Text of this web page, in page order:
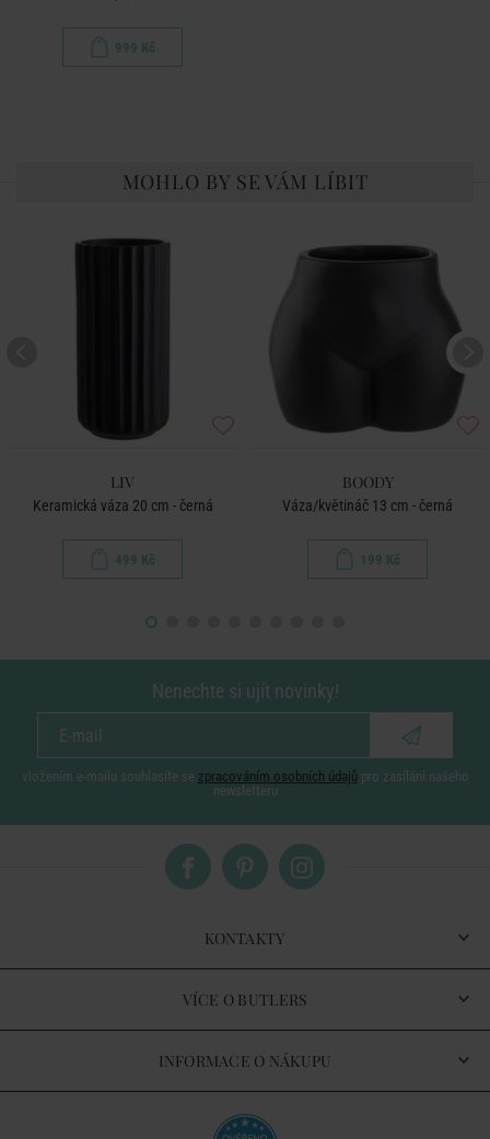
999 Kč
MOHLO BY SE VÁM LÍBIT
LIV
Keramická váza 20 cm - černá
499 Kč
BOODY
Váza/květináč 13 cm - černá
199 Kč
Nenechte si ujít novinky!
vložením e-mailu souhlasíte se zpracováním osobních údajů pro zasílání našeho
newsletteru
KONTAKTY
VÍCE O BUTLERS
INFORMACE O NÁKUPU